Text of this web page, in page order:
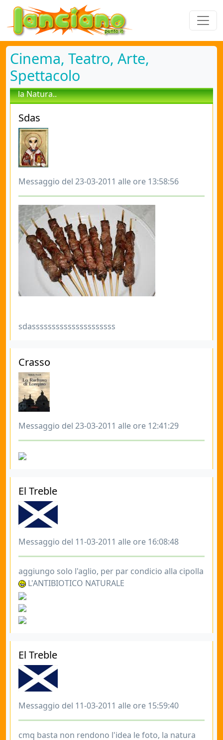
Cinema, Teatro, Arte,
Spettacolo
la Natura..
Sdas
Messaggio del 23-03-2011 alle ore 13:58:56
sdasssssssssssssssssssss
Crasso
Messaggio del 23-03-2011 alle ore 12:41:29
El Treble
Messaggio del 11-03-2011 alle ore 16:08:48
aggiungo solo l'aglio, per par condicio alla cipolla
L'ANTIBIOTICO NATURALE
El Treble
Messaggio del 11-03-2011 alle ore 15:59:40
cmq basta non rendono l'idea le foto, la natura